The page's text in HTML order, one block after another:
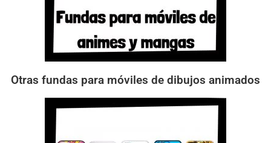
Otras fundas para móviles de dibujos animados